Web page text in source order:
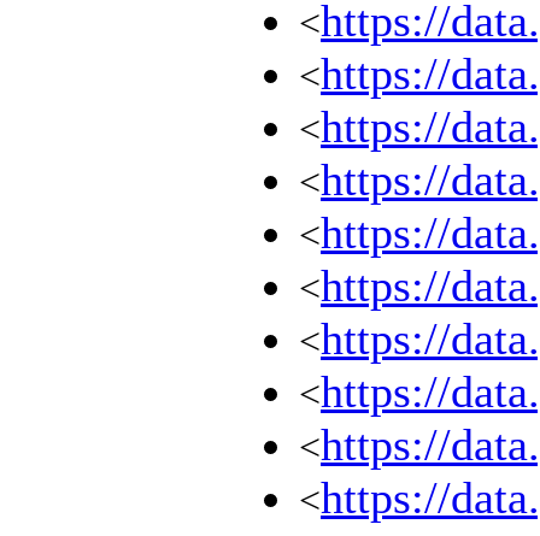
<https://
<https://
<https://
<https://
<https://
<https://
<https://
<https://
<https://
<https://